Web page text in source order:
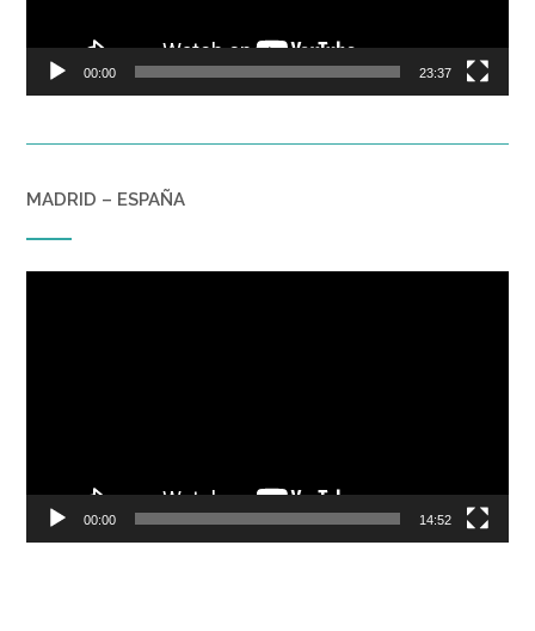
00:00 23:37
MADRID – ESPAÑA
00:00 14:52